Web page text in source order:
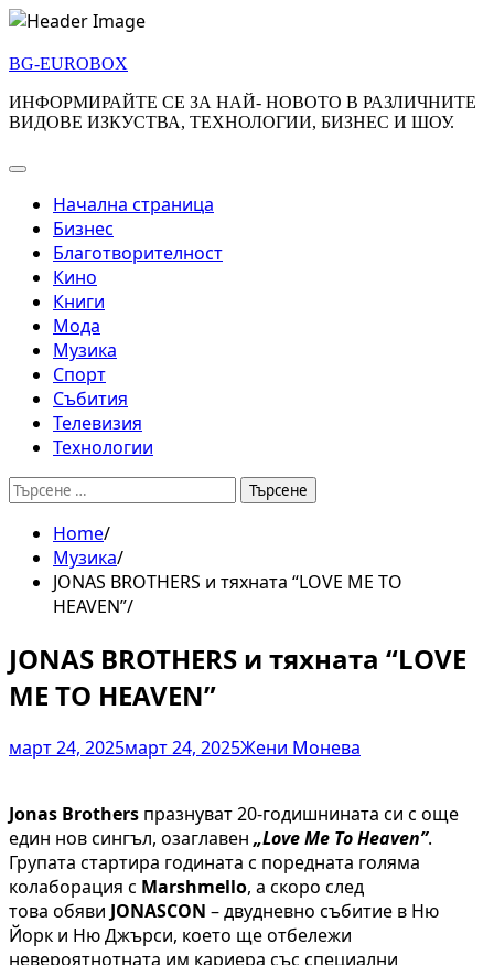
Skip
content
BG-EUROBOX
ИНФОРМИРАЙТЕ СЕ ЗА НАЙ- НОВОТО В РАЗЛИЧНИТЕ
ВИДОВЕ ИЗКУСТВА, ТЕХНОЛОГИИ, БИЗНЕС И ШОУ.
Начална страница
Бизнес
Благотворителност
Кино
Книги
Мода
Музика
Спорт
Събития
Телевизия
Технологии
Търсене
Home
Музика
JONAS BROTHERS и тяхната “LOVE ME TO
HEAVEN”
JONAS BROTHERS и тяхната “LOVE
ME TO HEAVEN”
март 24, 2025март 24, 2025Жени Монева
Jonas Brothers празнуват 20-годишнината си с още
един нов сингъл, озаглавен „Love Me To Heaven”.
Групата стартира годината с поредната голяма
колаборация с Marshmello, a скоро след
това обяви JONASCON – двудневно събитие в Ню
Йорк и Ню Джърси, което ще отбележи
невероятнотната им кариера със специални